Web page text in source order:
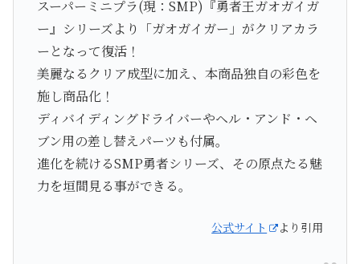
スーパーミニプラ(現：SMP)『勇者王ガオガイガ
ー』シリーズより「ガオガイガー」がクリアカラ
ーとなって復活！
美麗なるクリア成型に加え、本商品独自の彩色を
施し商品化！
ディバイディングドライバーやヘル・アンド・ヘ
ブン用の差し替えパーツも付属。
進化を続けるSMP勇者シリーズ、その原点たる魅
力を垣間見る事ができる。
公式サイト より引用